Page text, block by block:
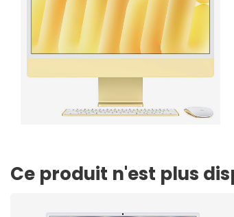
Ce produit n'est plus